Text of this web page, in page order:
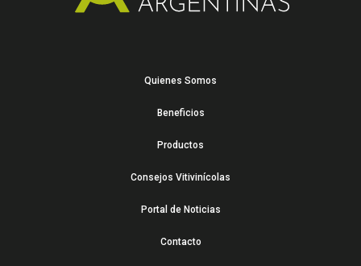
Quienes Somos
Beneficios
Productos
Consejos Vitivinícolas
Portal de Noticias
Contacto